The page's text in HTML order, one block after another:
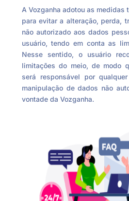
A Vozganha adotou as medidas
para evitar a alteração, perda,
não autorizado aos dados
usuário, tendo em conta as
Nesse sentido, o usuário
limitações do meio, de modo
será responsável por
manipulação de dados não
vontade da Vozganha.